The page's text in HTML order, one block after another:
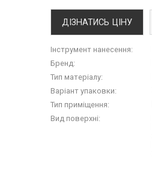
ДІЗНАТИСЬ ЦІНУ
Інструмент нанесення:
Бренд:
Тип матеріалу:
Варіант упаковки:
Тип приміщення:
Вид поверхні: